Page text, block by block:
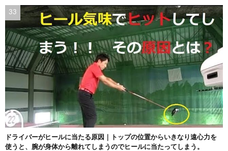
ドライバーがヒールに当たる原因｜トップの位置からいきなり遠心力を
使うと、腕が身体から離れてしまうのでヒールに当たってしまう。